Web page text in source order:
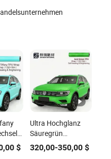
mit
$
Ultra Hochglanz
Säuregrün
Farbwechsel
Autoabdeckungen
320,00-350,00$